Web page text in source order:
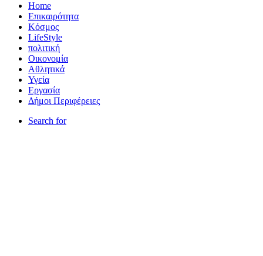
Home
Επικαιρότητα
Κόσμος
LifeStyle
πολιτική
Οικονομία
Αθλητικά
Υγεία
Εργασία
Δήμοι Περιφέρειες
Search for